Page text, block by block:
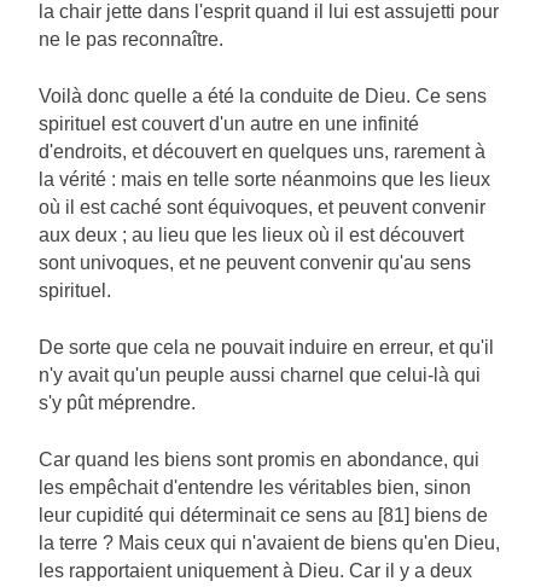
la chair jette dans l'esprit quand il lui est assujetti pour
ne le pas reconnaître.
Voilà donc quelle a été la conduite de Dieu. Ce sens
spirituel est couvert d'un autre en une infinité
d'endroits, et découvert en quelques uns, rarement à
la vérité : mais en telle sorte néanmoins que les lieux
où il est caché sont équivoques, et peuvent convenir
aux deux ; au lieu que les lieux où il est découvert
sont univoques, et ne peuvent convenir qu'au sens
spirituel.
De sorte que cela ne pouvait induire en erreur, et qu'il
n'y avait qu'un peuple aussi charnel que celui-là qui
s'y pût méprendre.
Car quand les biens sont promis en abondance, qui
les empêchait d'entendre les véritables bien, sinon
leur cupidité qui déterminait ce sens au [81] biens de
la terre ? Mais ceux qui n'avaient de biens qu'en Dieu,
les rapportaient uniquement à Dieu. Car il y a deux